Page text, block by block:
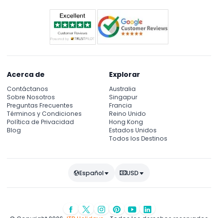
Acerca de
Contáctanos
Sobre Nosotros
Preguntas Frecuentes
Términos y Condiciones
Política de Privacidad
Blog
Explorar
Australia
Singapur
Francia
Reino Unido
Hong Kong
Estados Unidos
Todos los Destinos
Español USD